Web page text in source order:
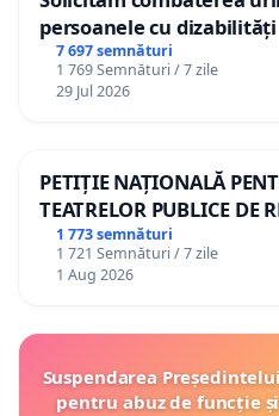
persoanele cu dizabilități
7 697 semnături
1 769 Semnături / 7 zile
29 Jul 2026
PETIȚIE NAȚIONALĂ
TEATRELOR PUBLICE DE
ROMÂNIA
1 773 semnături
1 721 Semnături / 7 zile
1 Aug 2026
Suspendarea
pentru abuz de funcție